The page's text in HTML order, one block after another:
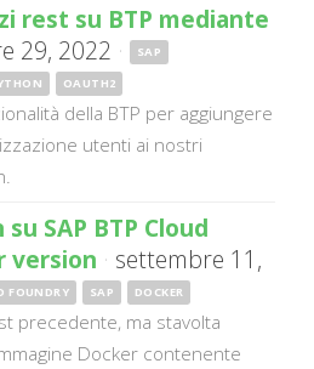
rest su BTP mediante
29, 2022 ·
SAP
OAUTH2
della BTP per aggiungere
utenti ai nostri
SAP BTP Cloud
version · settembre 11,
FOUNDRY SAP DOCKER
precedente, ma stavolta
Docker contenente